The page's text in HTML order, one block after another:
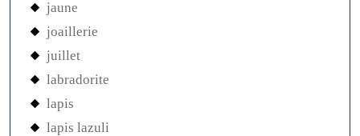
jaune
joaillerie
juillet
labradorite
lapis
lapis lazuli